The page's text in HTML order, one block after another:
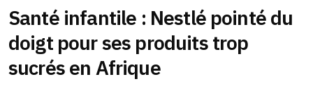
Santé infantile : Nestlé pointé du
doigt pour ses produits trop
sucrés en Afrique